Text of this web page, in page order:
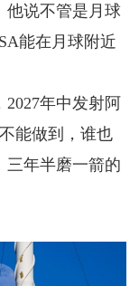
他说不管是月球
能在月球附近
年中发射阿
能做到，谁也
三年半磨一箭的